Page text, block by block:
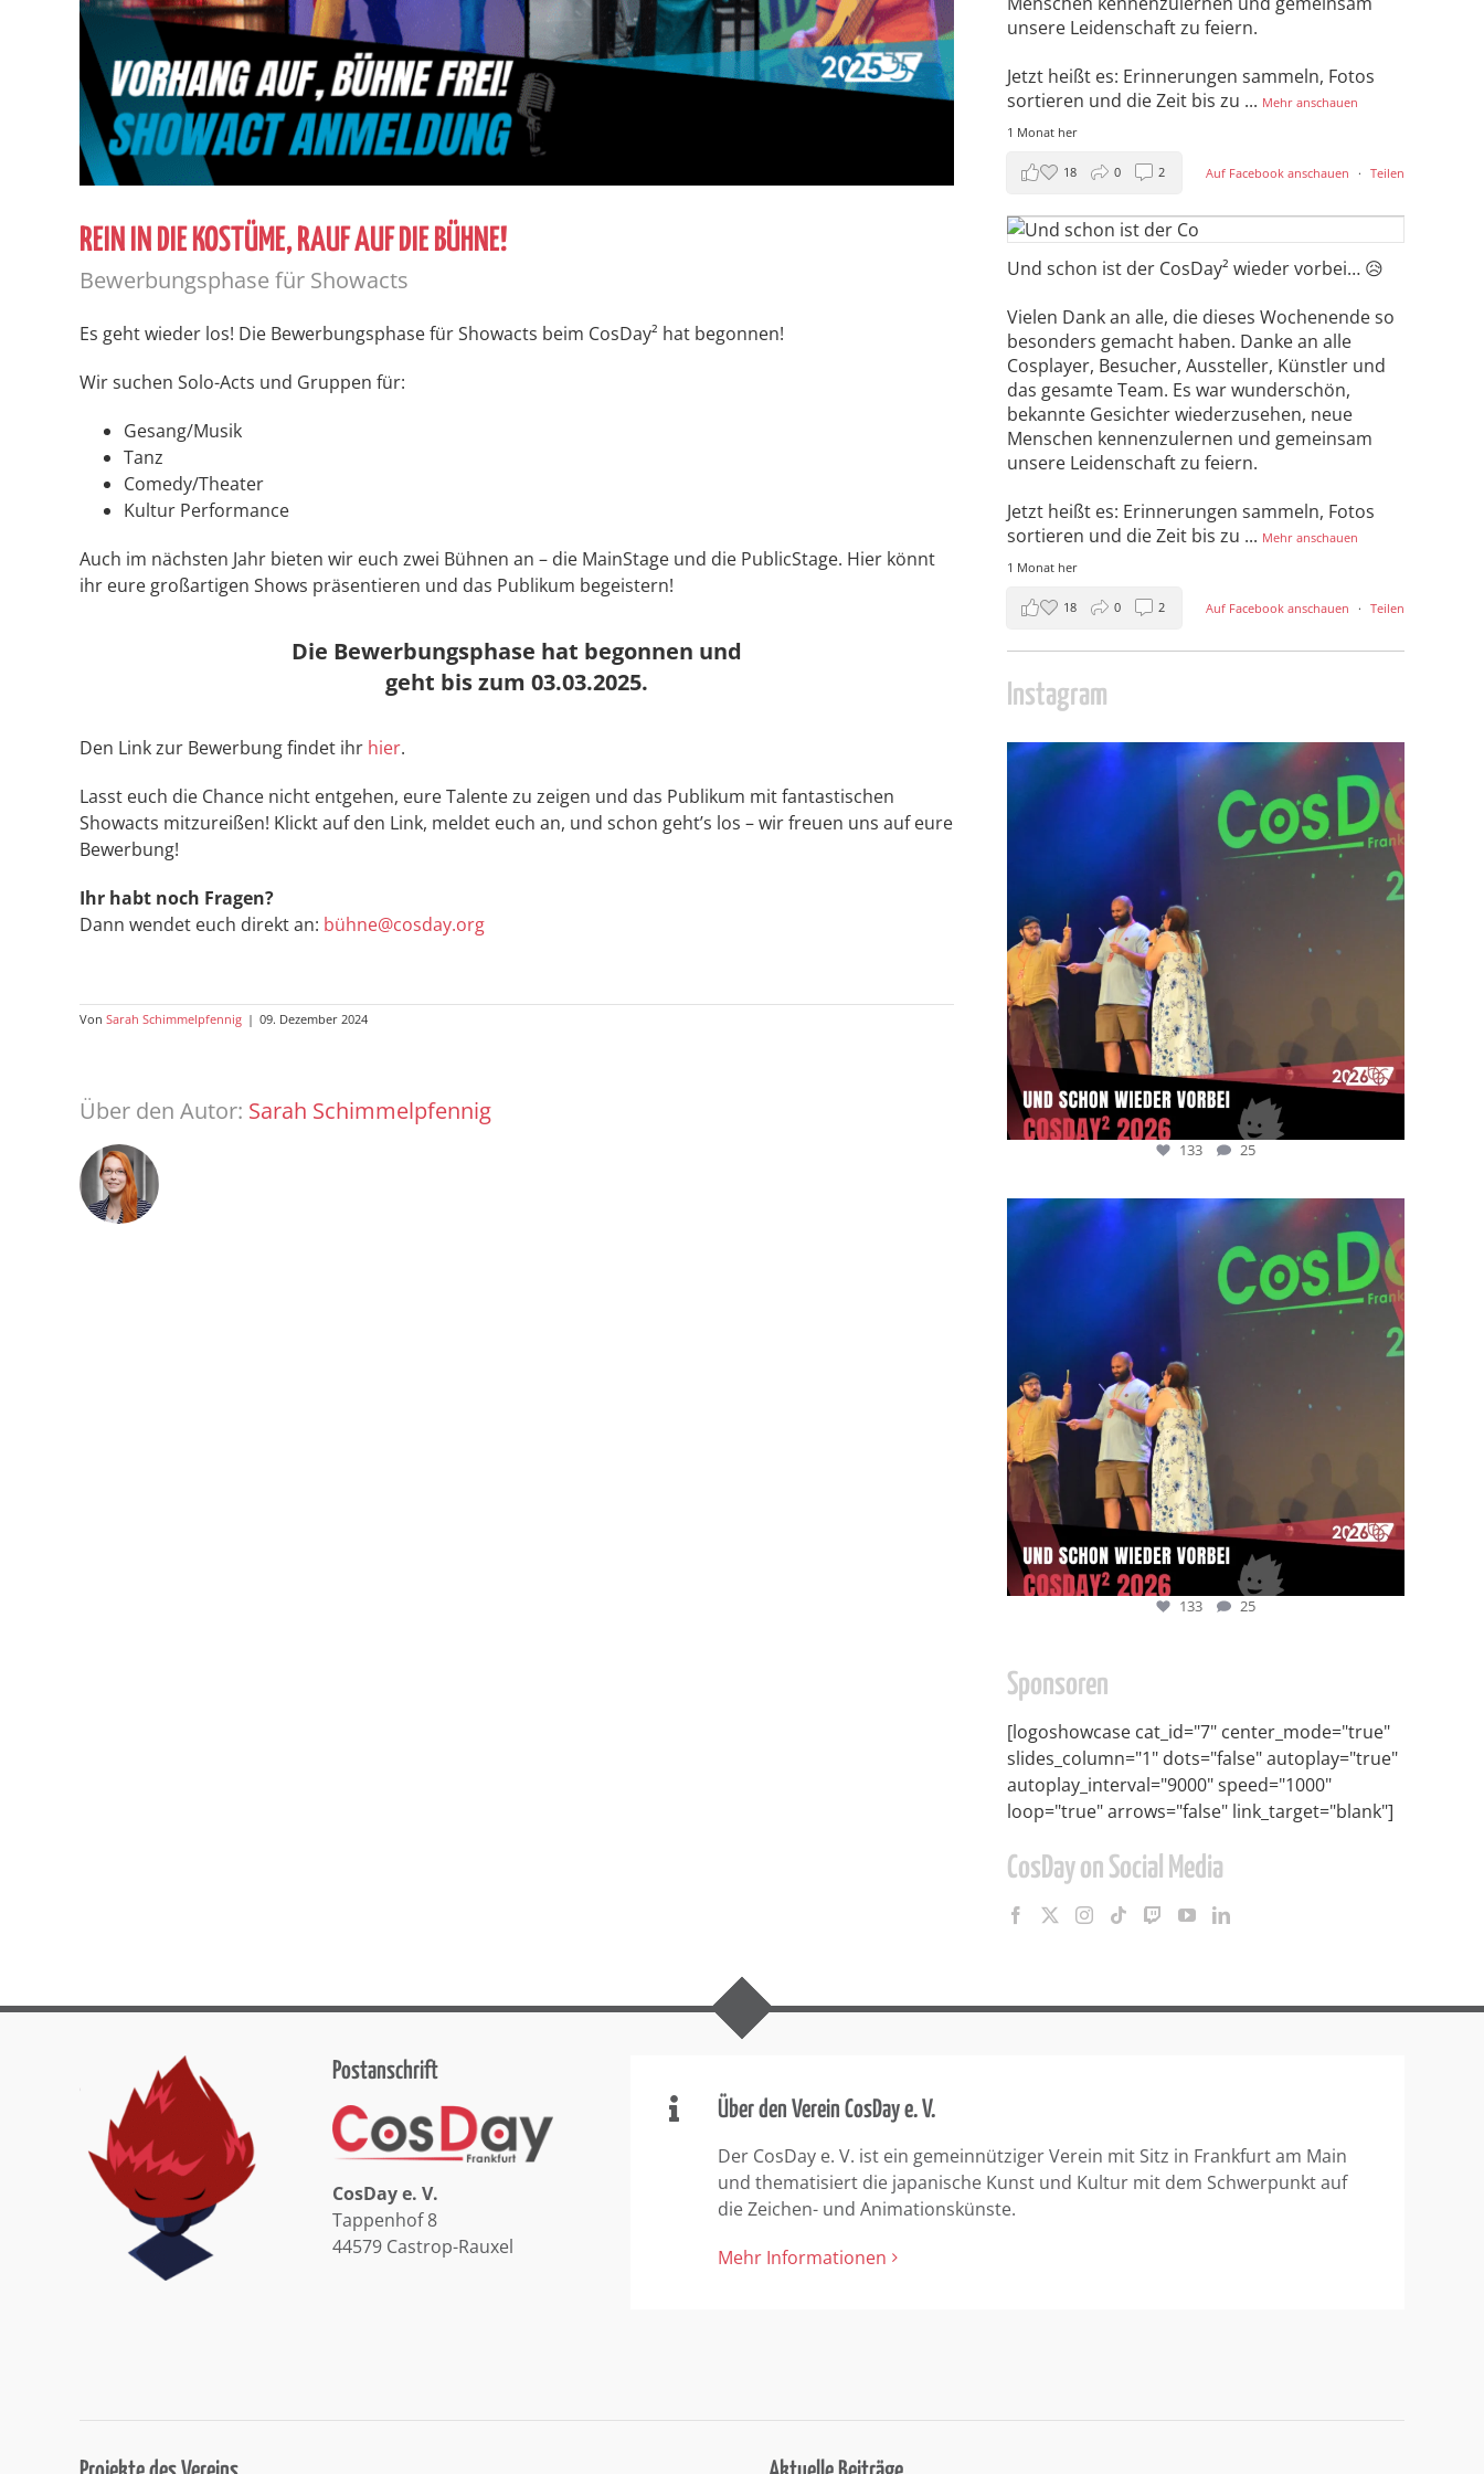
REIN IN DIE KOSTÜME, RAUF AUF DIE BÜHNE!
Bewerbungsphase für Showacts
Es geht wieder los! Die Bewerbungsphase für Showacts beim CosDay² hat begonnen!
Wir suchen Solo-Acts und Gruppen für:
Gesang/Musik
Tanz
Comedy/Theater
Kultur Performance
Auch im nächsten Jahr bieten wir euch zwei Bühnen an – die MainStage und die PublicStage. Hier könnt
ihr eure großartigen Shows präsentieren und das Publikum begeistern!
Die Bewerbungsphase hat begonnen und
geht bis zum 03.03.2025.
Den Link zur Bewerbung findet ihr hier.
Lasst euch die Chance nicht entgehen, eure Talente zu zeigen und das Publikum mit fantastischen
Showacts mitzureißen! Klickt auf den Link, meldet euch an, und schon geht’s los – wir freuen uns auf eure
Bewerbung!
Ihr habt noch Fragen?
Dann wendet euch direkt an: bühne@cosday.org
Von Sarah Schimmelpfennig | 09. Dezember 2024
Über den Autor: Sarah Schimmelpfennig
unsere Leidenschaft zu feiern.
Jetzt heißt es: Erinnerungen sammeln, Fotos
sortieren und die Zeit bis zu ... Mehr anschauen
1 Monat her
Auf Facebook anschauen · Teilen
18 0 2
Und schon ist der CosDay² wieder vorbei… 😥
Vielen Dank an alle, die dieses Wochenende so
besonders gemacht haben. Danke an alle
Cosplayer, Besucher, Aussteller, Künstler und
das gesamte Team. Es war wunderschön,
bekannte Gesichter wiederzusehen, neue
Menschen kennenzulernen und gemeinsam
unsere Leidenschaft zu feiern.
Jetzt heißt es: Erinnerungen sammeln, Fotos
sortieren und die Zeit bis zu ... Mehr anschauen
1 Monat her
Auf Facebook anschauen · Teilen
18 0 2
Instagram
cosday
Juli 5
133 25
133 25
cosday
Juli 5
133 25
133 25
Sponsoren
[logoshowcase cat_id="7" center_mode="true"
slides_column="1" dots="false" autoplay="true"
autoplay_interval="9000" speed="1000"
loop="true" arrows="false" link_target="blank"]
CosDay on Social Media
Postanschrift
CosDay e. V.
Tappenhof 8
44579 Castrop-Rauxel
Über den Verein CosDay e. V.
Der CosDay e. V. ist ein gemeinnütziger Verein mit Sitz in Frankfurt am Main
und thematisiert die japanische Kunst und Kultur mit dem Schwerpunkt auf
die Zeichen- und Animationskünste.
Mehr Informationen